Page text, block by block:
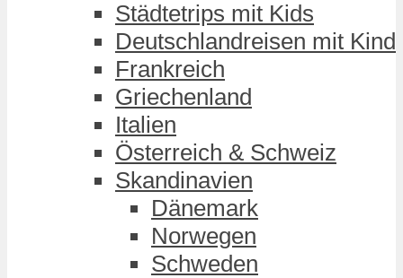
Städtetrips mit Kids
Deutschlandreisen mit Kind
Frankreich
Griechenland
Italien
Österreich & Schweiz
Skandinavien
Dänemark
Norwegen
Schweden